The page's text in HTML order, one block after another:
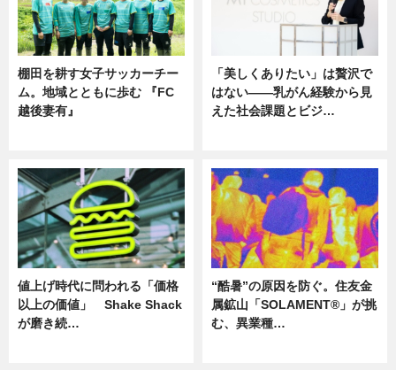
棚田を耕す女子サッカーチー
ム。地域とともに歩む 『FC
越後妻有』
「美しくありたい」は贅沢で
はない――乳がん経験から見
えた社会課題とビジ…
値上げ時代に問われる「価格
以上の価値」 Shake Shack
が磨き続…
“酷暑”の原因を防ぐ。住友金
属鉱山「SOLAMENT®」が挑
む、異業種…